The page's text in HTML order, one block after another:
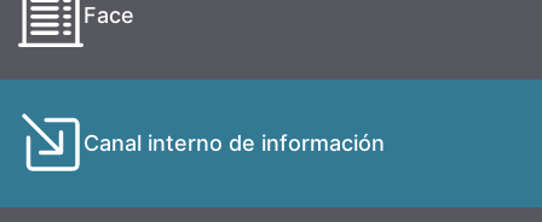
Face
Canal interno de información